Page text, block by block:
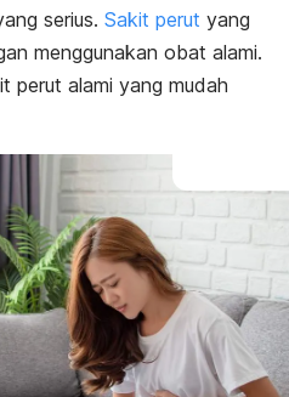
serius. Sakit perut yang
menggunakan obat alami.
perut alami yang mudah